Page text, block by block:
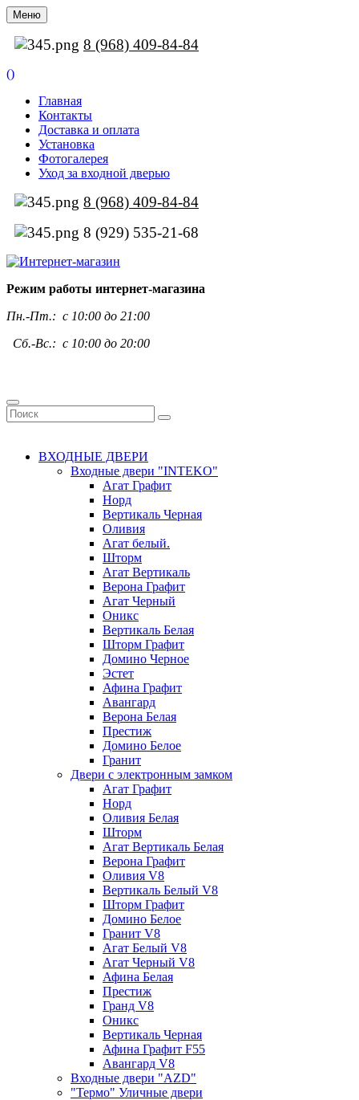
Меню
8 (968) 409-84-84
()
Главная
Контакты
Доставка и оплата
Установка
Фотогалерея
Уход за входной дверью
8 (968) 409-84-84
8 (929) 535-21-68
Режим работы интернет-магазина
Пн.-Пт.: с 10:00 до 21:00
Сб.-Вс.: с 10:00 до 20:00
ВХОДНЫЕ ДВЕРИ
Входные двери "INTEKO"
Агат Графит
Норд
Вертикаль Черная
Оливия
Агат белый.
Шторм
Агат Вертикаль
Верона Графит
Агат Черный
Оникс
Вертикаль Белая
Шторм Графит
Домино Черное
Эстет
Афина Графит
Авангард
Верона Белая
Престиж
Домино Белое
Гранит
Двери с электронным замком
Агат Графит
Норд
Оливия Белая
Шторм
Агат Вертикаль Белая
Верона Графит
Оливия V8
Вертикаль Белый V8
Шторм Графит
Домино Белое
Гранит V8
Агат Белый V8
Агат Черный V8
Афина Белая
Престиж
Гранд V8
Оникс
Вертикаль Черная
Афина Графит F55
Авангард V8
Входные двери "AZD"
"Термо" Уличные двери